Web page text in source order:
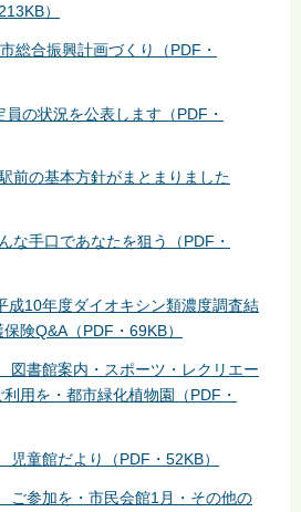
）
総合振興計画づくり（PDF・
の状況を公表します（PDF・
前の基本方針がまとまりました
手口であなたを狙う（PDF・
10年度ダイオキシン類濃度調査結
険Q&A（PDF・69KB）
書館案内・スポーツ・レクリエー
用を・都市緑化植物園（PDF・
童館だより（PDF・52KB）
参加を・市民会館1月・その他の